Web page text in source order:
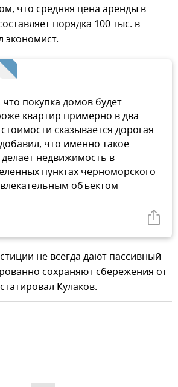
что средняя цена аренды в
порядка 100 тыс. в
экономист.
покупка домов будет
квартир примерно в два
сказывается дорогая
что именно такое
недвижимость в
пунктах черноморского
объектом
не всегда дают пассивный
сохраняют сбережения от
Кулаков.